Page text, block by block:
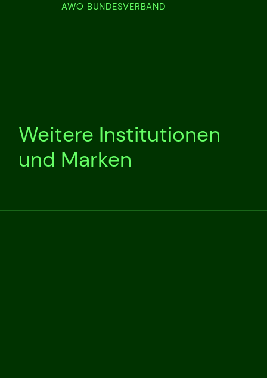
AWO BUNDESVERBAND
Weitere Institutionen
und Marken